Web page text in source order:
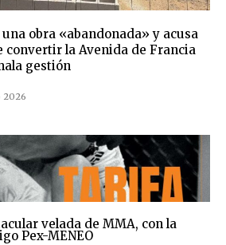
obra «abandonada» y acusa
convertir la Avenida de Francia
gestión
2026
velada de MMA, con la
Pex-MENEO